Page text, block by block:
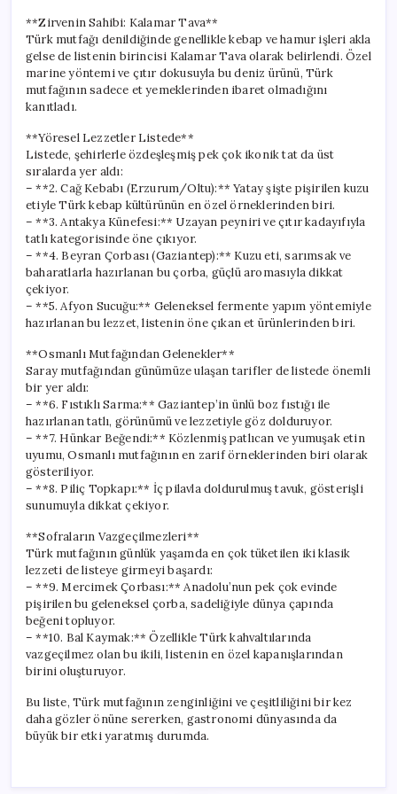
**Zirvenin Sahibi: Kalamar Tava**
Türk mutfağı denildiğinde genellikle kebap ve hamur işleri akla
gelse de listenin birincisi Kalamar Tava olarak belirlendi. Özel
marine yöntemi ve çıtır dokusuyla bu deniz ürünü, Türk
mutfağının sadece et yemeklerinden ibaret olmadığını
kanıtladı.
**Yöresel Lezzetler Listede**
Listede, şehirlerle özdeşleşmiş pek çok ikonik tat da üst
sıralarda yer aldı:
– **2. Cağ Kebabı (Erzurum/Oltu):** Yatay şişte pişirilen kuzu
etiyle Türk kebap kültürünün en özel örneklerinden biri.
– **3. Antakya Künefesi:** Uzayan peyniri ve çıtır kadayıfıyla
tatlı kategorisinde öne çıkıyor.
– **4. Beyran Çorbası (Gaziantep):** Kuzu eti, sarımsak ve
baharatlarla hazırlanan bu çorba, güçlü aromasıyla dikkat
çekiyor.
– **5. Afyon Sucuğu:** Geleneksel fermente yapım yöntemiyle
hazırlanan bu lezzet, listenin öne çıkan et ürünlerinden biri.
**Osmanlı Mutfağından Gelenekler**
Saray mutfağından günümüze ulaşan tarifler de listede önemli
bir yer aldı:
– **6. Fıstıklı Sarma:** Gaziantep’in ünlü boz fıstığı ile
hazırlanan tatlı, görünümü ve lezzetiyle göz dolduruyor.
– **7. Hünkar Beğendi:** Közlenmiş patlıcan ve yumuşak etin
uyumu, Osmanlı mutfağının en zarif örneklerinden biri olarak
gösteriliyor.
– **8. Piliç Topkapı:** İç pilavla doldurulmuş tavuk, gösterişli
sunumuyla dikkat çekiyor.
**Sofraların Vazgeçilmezleri**
Türk mutfağının günlük yaşamda en çok tüketilen iki klasik
lezzeti de listeye girmeyi başardı:
– **9. Mercimek Çorbası:** Anadolu’nun pek çok evinde
pişirilen bu geleneksel çorba, sadeliğiyle dünya çapında
beğeni topluyor.
– **10. Bal Kaymak:** Özellikle Türk kahvaltılarında
vazgeçilmez olan bu ikili, listenin en özel kapanışlarından
birini oluşturuyor.
Bu liste, Türk mutfağının zenginliğini ve çeşitliliğini bir kez
daha gözler önüne sererken, gastronomi dünyasında da
büyük bir etki yaratmış durumda.